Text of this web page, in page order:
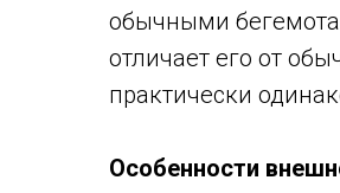
обычными
отличает его от
практически
Особенности